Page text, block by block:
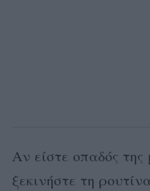
Αν είστε οπαδός
ξεκινήστε τη